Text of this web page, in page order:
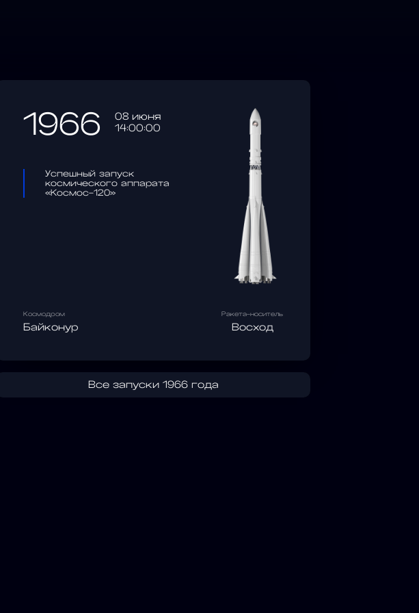
1966
08 июня
14:00:00
Успешный запуск
космического аппарата
«Космос-120»
Космодром
Байконур
Ракета-носитель
Восход
Все запуски 1966 года